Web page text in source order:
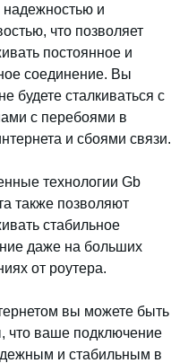
надежностью и
что позволяет
постоянное и
соединение. Вы
будете сталкиваться с
с перебоями в
и сбоями связи.
технологии Gb
также позволяют
стабильное
даже на больших
от роутера.
вы можете быть
что ваше подключение
и стабильным в